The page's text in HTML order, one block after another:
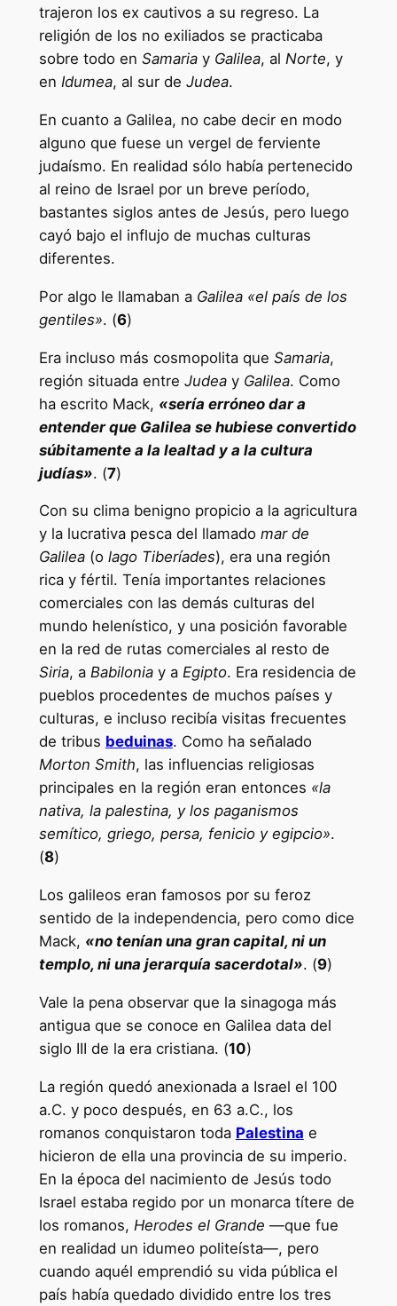
trajeron los ex cautivos a su regreso. La
religión de los no exiliados se practicaba
sobre todo en Samariay Galilea, al Norte, y
en Idumea, al sur de Judea.
En cuanto a Galilea, no cabe decir en modo
alguno que fuese un vergel de ferviente
judaísmo. En realidad sólo había pertenecido
al reino de Israel por un breve período,
bastantes siglos antes de Jesús, pero luego
cayó bajo el influjo de muchas culturas
diferentes.
Por algo le llamaban a Galilea «el país de los
gentiles». (6)
Era incluso más cosmopolita que Samaria,
región situada entre Judeay Galilea. Como
ha escrito Mack, «sería erróneo dar a
entender que Galilea se hubiese convertido
súbitamente a la lealtad y a la cultura
judías». (7)
Con su clima benigno propicio a la agricultura
y la lucrativa pesca del llamado mar de
Galilea(olago Tiberíades), era una región
rica y fértil. Tenía importantes relaciones
comerciales con las demás culturas del
mundo helenístico, y una posición favorable
en la red de rutas comerciales al resto de
Siria, a Babiloniay a Egipto. Era residencia de
pueblos procedentes de muchos países y
culturas, e incluso recibía visitas frecuentes
de tribus beduinas. Como ha señalado
Morton Smith, las influencias religiosas
principales en la región eran entonces «la
nativa, la palestina, y los paganismos
semítico, griego, persa, fenicio y egipcio».
(8)
Los galileos eran famosos por su feroz
sentido de la independencia, pero como dice
Mack, «no tenían una gran capital, ni un
templo, ni una jerarquía sacerdotal». (9)
Vale la pena observar que la sinagoga más
antigua que se conoce en Galilea data del
siglo III de la era cristiana. (10)
La región quedó anexionada a Israel el 100
a.C. y poco después, en 63 a.C., los
romanos conquistaron toda Palestina e
hicieron de ella una provincia de su imperio.
En la época del nacimiento de Jesús todo
Israel estaba regido por un monarca títere de
los romanos, Herodes el Grande —que fue
en realidad un idumeo politeísta—, pero
cuando aquél emprendió su vida pública el
país había quedado dividido entre los tres